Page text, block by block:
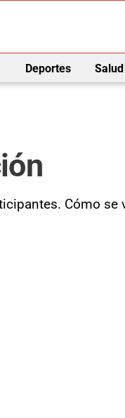
Deportes Salud
Cómo se